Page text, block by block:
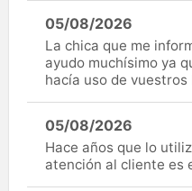
05/08/2026
La chica que me
ayudo muchísimo ya
hacía uso de vuestros
05/08/2026
Hace años que lo
atención al cliente es